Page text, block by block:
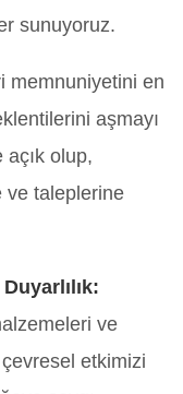
sunuyoruz.
memnuniyetini en
aşmayı
olup,
ve taleplerine
ve
etkimizi